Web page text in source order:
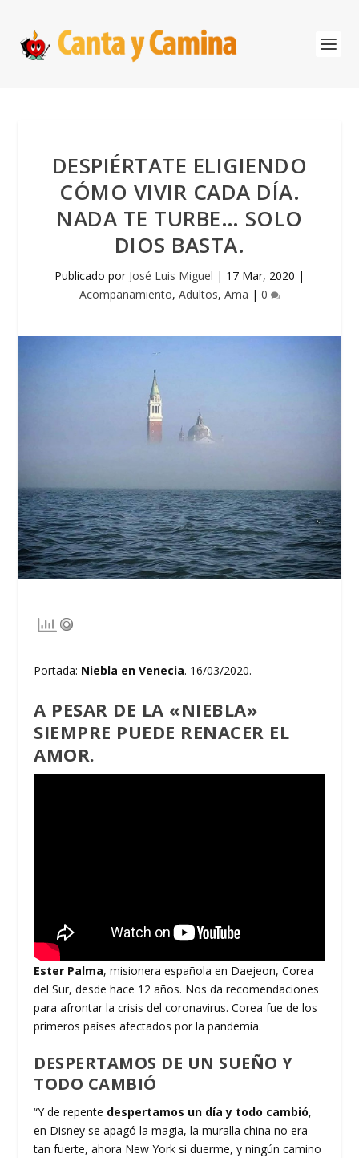
DESPIÉRTATE ELIGIENDO
CÓMO VIVIR CADA DÍA.
NADA TE TURBE… SOLO
DIOS BASTA.
Publicado por José Luis Miguel | 17 Mar, 2020 |
Acompañamiento, Adultos, Ama | 0
Portada: Niebla en Venecia. 16/03/2020.
A PESAR DE LA «NIEBLA»
SIEMPRE PUEDE RENACER EL
AMOR.
Ester Palma, misionera española en Daejeon, Corea
del Sur, desde hace 12 años. Nos da recomendaciones
para afrontar la crisis del coronavirus. Corea fue de los
primeros países afectados por la pandemia.
DESPERTAMOS DE UN SUEÑO Y
TODO CAMBIÓ
“Y de repente despertamos un día y todo cambió,
en Disney se apagó la magia, la muralla china no era
tan fuerte, ahora New York si duerme, y ningún camino